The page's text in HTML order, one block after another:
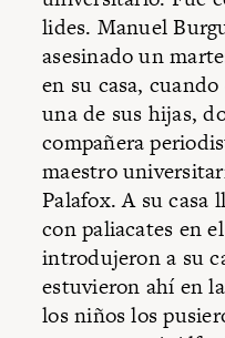
lides. Manuel
asesinado un
en su casa,
una de sus hijas,
compañera
maestro
Palafox.A su casa
con paliacates en
introdujeron a su
estuvieron ahí en
los niños los